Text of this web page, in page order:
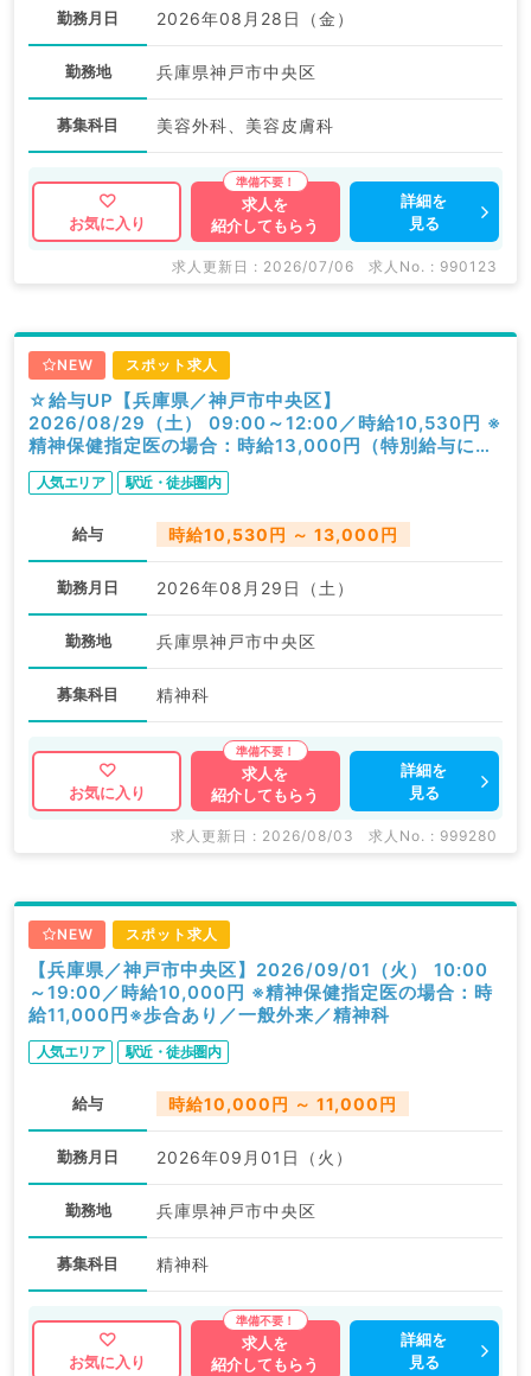
勤務月日 2026年08月28日（金）
勤務地 兵庫県神戸市中央区
募集科目 美容外科、美容皮膚科
お気に入り
求人を
紹介してもらう
詳細を
見る
求人更新日 : 2026/07/06 求人No. : 990123
NEW スポット求人
☆給与UP【兵庫県／神戸市中央区】
2026/08/29（土） 09:00～12:00／時給10,530円 ※
精神保健指定医の場合：時給13,000円（特別給与につ
き歩合無し）／一般外来／精神科
人気エリア 駅近・徒歩圏内
給与 時給10,530円 ～ 13,000円
勤務月日 2026年08月29日（土）
勤務地 兵庫県神戸市中央区
募集科目 精神科
お気に入り
求人を
紹介してもらう
詳細を
見る
求人更新日 : 2026/08/03 求人No. : 999280
NEW スポット求人
【兵庫県／神戸市中央区】2026/09/01（火） 10:00
～19:00／時給10,000円 ※精神保健指定医の場合：時
給11,000円※歩合あり／一般外来／精神科
人気エリア 駅近・徒歩圏内
給与 時給10,000円 ～ 11,000円
勤務月日 2026年09月01日（火）
勤務地 兵庫県神戸市中央区
募集科目 精神科
お気に入り
求人を
紹介してもらう
詳細を
見る